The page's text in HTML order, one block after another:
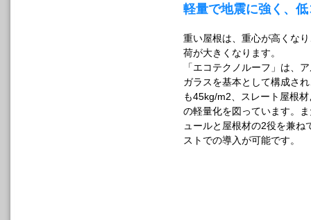
軽量で地震に強く、
重い屋根は、重心が高くな
荷が大きくなります。
「エコテクノルーフ」は、
ガラスを基本として構成さ
も45kg/m2、スレート屋根
の軽量化を図っています。
ュールと屋根材の2役を兼ね
ストでの導入が可能です。